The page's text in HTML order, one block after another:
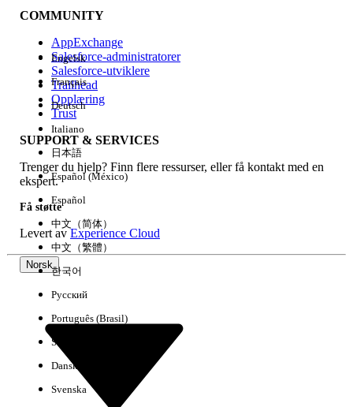
Erfaring
Fjern alle Utført
COMMUNITY
AppExchange
Salesforce-administratorer
Salesforce-utviklere
Trailhead
Opplæring
Trust
SUPPORT & SERVICES
Trenger du hjelp? Finn flere ressurser, eller få kontakt med en
ekspert.
Få støtte
Levert avExperience Cloud
Norsk
Engelsk
Français
Deutsch
Italiano
日本語
Español (México)
Español
中文（简体）
中文（繁體）
한국어
Русский
Português (Brasil)
Suomi
Dansk
Svenska